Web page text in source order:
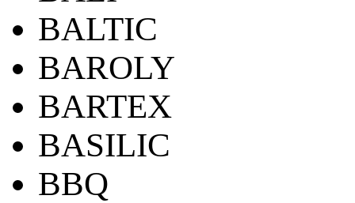
BALTIC
BAROLY
BARTEX
BASILIC
BBQ